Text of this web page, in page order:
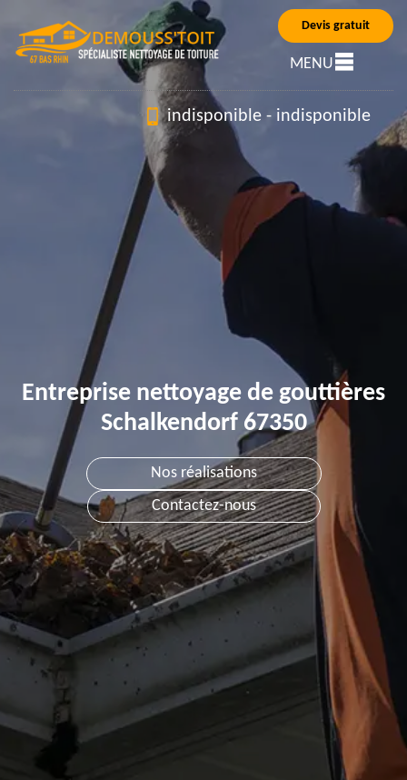
Devis gratuit
MENU
indisponible - indisponible
Entreprise nettoyage de gouttières
Schalkendorf 67350
Nos réalisations
Contactez-nous